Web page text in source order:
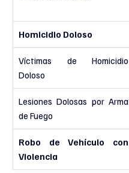
Homicidio Doloso
Víctimas de Homicidio
Doloso
Lesiones Dolosas por Arma
de Fuego
Robo de Vehículo con
Violencia